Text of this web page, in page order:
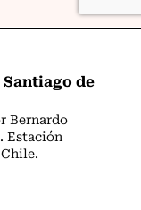
de
Bernardo
Estación